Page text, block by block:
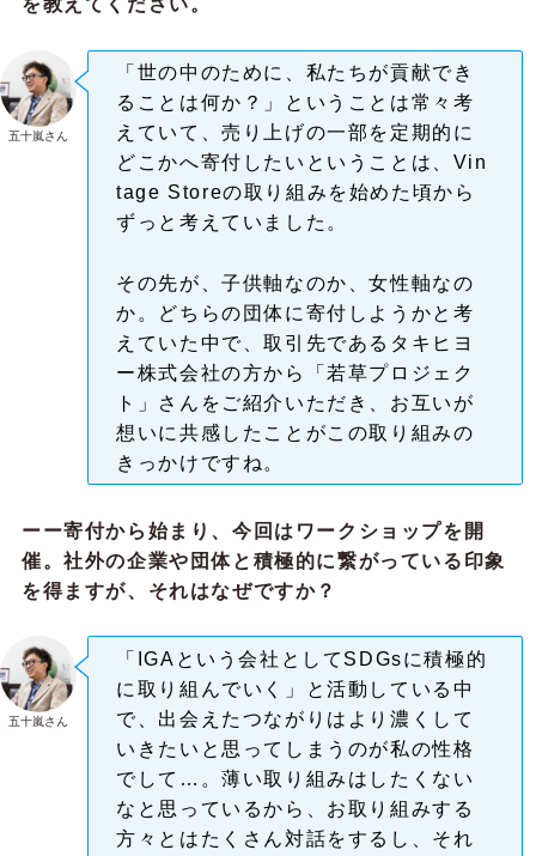
を教えてください。
五十嵐さん
「世の中のために、私たちが貢献でき
ることは何か？」ということは常々考
えていて、売り上げの一部を定期的に
どこかへ寄付したいということは、Vin
tage Storeの取り組みを始めた頃から
ずっと考えていました。
その先が、子供軸なのか、女性軸なの
か。どちらの団体に寄付しようかと考
えていた中で、取引先であるタキヒヨ
ー株式会社の方から「若草プロジェク
ト」さんをご紹介いただき、お互いが
想いに共感したことがこの取り組みの
きっかけですね。
ーー寄付から始まり、今回はワークショップを開
催。社外の企業や団体と積極的に繋がっている印象
を得ますが、それはなぜですか？
五十嵐さん
「IGAという会社としてSDGsに積極的
に取り組んでいく」と活動している中
で、出会えたつながりはより濃くして
いきたいと思ってしまうのが私の性格
でして…。薄い取り組みはしたくない
なと思っているから、お取り組みする
方々とはたくさん対話をするし、それ